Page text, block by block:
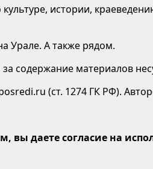
истории,
Урале. А также рядом.
содержание материалов
(ст. 1274 ГК РФ).
вы даете согласие на